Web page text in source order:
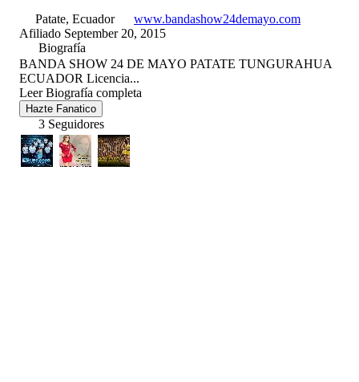
Patate, Ecuador
www.bandashow24demayo.com
Afiliado September 20, 2015
Biografía
BANDA SHOW 24 DE MAYO PATATE TUNGURAHUA
ECUADOR Licencia...
Leer Biografía completa
Hazte Fanatico
3 Seguidores